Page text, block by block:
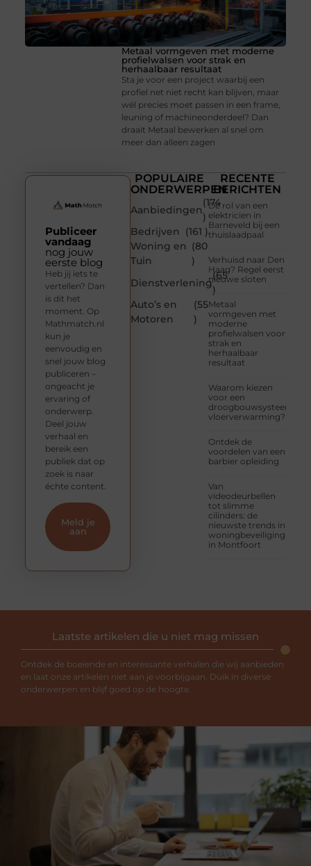
Metaal vormgeven met moderne
profielwalsen voor strak en
herhaalbaar resultaat
Sta je voor een project waarbij een
profiel net niet recht kan blijven, maar
wél precies moet passen in een frame,
leuning of machineonderdeel? Dan
draait Metaal bewerken al snel om
meer dan alleen zagen
POPULAIRE
ONDERWERPEN
Aanbiedingen
(174
)
Bedrijven
(161 )
Woning en
Tuin
(80
)
Dienstverlening
(65
)
Auto’s en
Motoren
(55
)
RECENTE
BERICHTEN
De rol van een
elektricien in
Barneveld bij een
thuislaadpaal
Verhuisd naar Den
Haag? Regel eerst
nieuwe sloten
Metaal
vormgeven met
moderne
profielwalsen voor
strak en
herhaalbaar
resultaat
Waarom kiezen
voor een
droogbouwsysteem
vloerverwarming?
Ontdek de
voordelen van een
barbier opleiding
Van
videodeurbellen
tot slimme
cilinders: de
nieuwste trends in
woningbeveiliging
in Montfoort
Publiceer
vandaag
nog jouw
eerste blog
Heb jij iets te
vertellen? Dan
is dit het
moment. Op
Mathmatch.nl
kun je
eenvoudig en
snel jouw blog
publiceren –
ongeacht je
ervaring of
onderwerp.
Deel jouw
verhaal en
bereik een
publiek dat op
zoek is naar
échte content.
Meld je
aan
Laatste artikelen die u niet mag missen
Ontdek de boeiende en interessante verhalen die wij aanbieden
en laat onze artikelen niet aan je voorbijgaan. Duik in diverse
onderwerpen en blijf goed op de hoogte.